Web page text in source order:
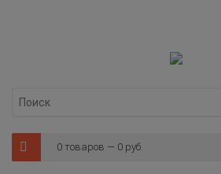
0 товаров — 0 руб.